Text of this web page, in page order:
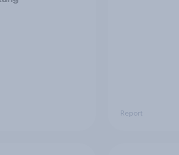
Report